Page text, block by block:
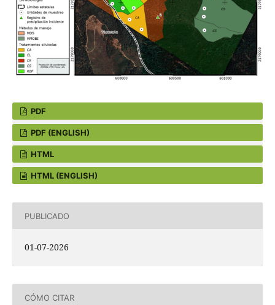
PDF
PDF (ENGLISH)
HTML
HTML (ENGLISH)
PUBLICADO
01-07-2026
CÓMO CITAR